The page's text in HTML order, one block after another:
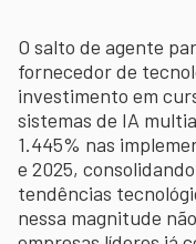
O salto de agente
fornecedor de
investimento em
sistemas de IA
1.445% nas
e 2025,
tendências
nessa magnitude